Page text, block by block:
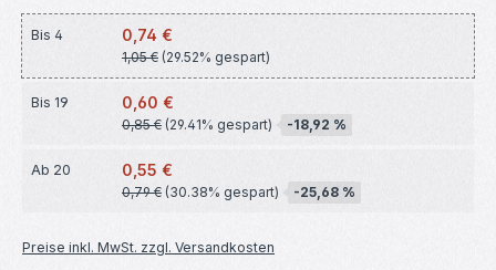
Bis 4 0,74 €
1,05 € (29.52% gespart)
Bis 19 0,60 €
0,85 € (29.41% gespart) -18,92 %
Ab 20 0,55 €
0,79 € (30.38% gespart) -25,68 %
Preise inkl. MwSt. zzgl. Versandkosten